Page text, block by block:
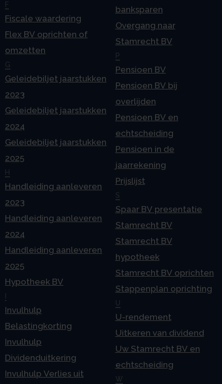
F
Fiscale waardering
Flex BV oprichten of
omzetten
G
Geleidebiljet jaarstukken
2023
Geleidebiljet jaarstukken
2024
Geleidebiljet jaarstukken
2025
H
Handleiding aanleveren
2023
Handleiding aanleveren
2024
Handleiding aanleveren
2025
Hypotheek BV
Invulhulp
Belastingkorting
Invulhulp
Dividenduitkering
Invulhulp Verlies uit
banksparen
Overgang naar
Stamrecht BV
P
Pensioen BV
Pensioen BV bij
overlijden
Pensioen BV en
echtscheiding
Pensioen in de
jaarrekening
Prijslijst
S
Spaar BV presentatie
Stamrecht BV
Stamrecht BV
hypotheek
Stamrecht BV oprichten
Stappenplan oprichting
U
U-rendement
Uitkeren van dividend
Uw Stamrecht BV en
echtscheiding
W